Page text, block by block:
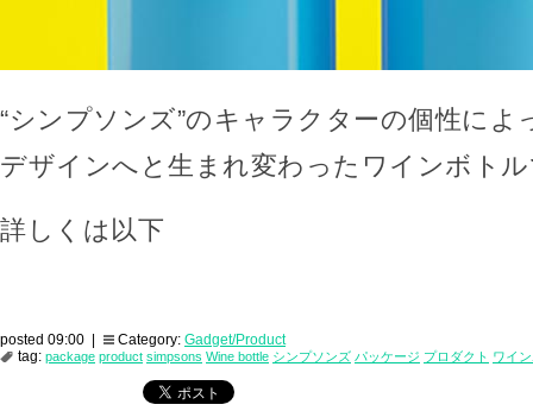
“シンプソンズ”のキャラクターの個性によ
デザインへと生まれ変わったワインボト
詳しくは以下
posted 09:00 | Category: Gadget/Product
tag: package product simpsons Wine bottle シンプソンズ パッケージ プロダクト ワイ